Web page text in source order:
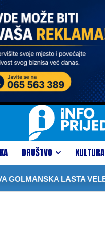
DRUŠTVO KULTURA
LASTA VELEŽA